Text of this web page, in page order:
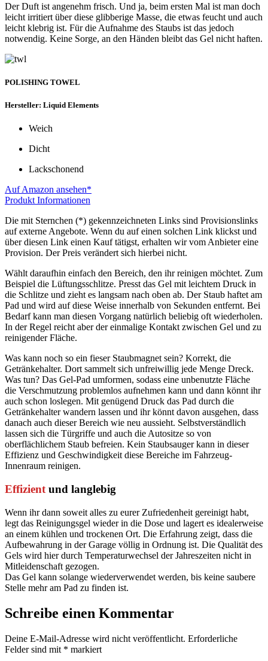
Der Duft ist angenehm frisch. Und ja, beim ersten Mal ist man doch
leicht irritiert über diese glibberige Masse, die etwas feucht und auch
leicht klebrig ist. Für die Aufnahme des Staubs ist das jedoch
notwendig. Keine Sorge, an den Händen bleibt das Gel nicht haften.
POLISHING TOWEL
Hersteller: Liquid Elements
Weich
Dicht
Lackschonend
Auf Amazon ansehen*
Produkt Informationen
Die mit Sternchen (*) gekennzeichneten Links sind Provisionslinks
auf externe Angebote. Wenn du auf einen solchen Link klickst und
über diesen Link einen Kauf tätigst, erhalten wir vom Anbieter eine
Provision. Der Preis verändert sich hierbei nicht.
Wählt daraufhin einfach den Bereich, den ihr reinigen möchtet. Zum
Beispiel die Lüftungsschlitze. Presst das Gel mit leichtem Druck in
die Schlitze und zieht es langsam nach oben ab. Der Staub haftet am
Pad und wird auf diese Weise innerhalb von Sekunden entfernt. Bei
Bedarf kann man diesen Vorgang natürlich beliebig oft wiederholen.
In der Regel reicht aber der einmalige Kontakt zwischen Gel und zu
reinigender Fläche.
Was kann noch so ein fieser Staubmagnet sein? Korrekt, die
Getränkehalter. Dort sammelt sich unfreiwillig jede Menge Dreck.
Was tun? Das Gel-Pad umformen, sodass eine unbenutzte Fläche
die Verschmutzung problemlos aufnehmen kann und dann könnt ihr
auch schon loslegen. Mit genügend Druck das Pad durch die
Getränkehalter wandern lassen und ihr könnt davon ausgehen, dass
danach auch dieser Bereich wie neu aussieht. Selbstverständlich
lassen sich die Türgriffe und auch die Autositze so von
oberflächlichem Staub befreien. Kein Staubsauger kann in dieser
Effizienz und Geschwindigkeit diese Bereiche im Fahrzeug-
Innenraum reinigen.
Effizient und langlebig
Wenn ihr dann soweit alles zu eurer Zufriedenheit gereinigt habt,
legt das Reinigungsgel wieder in die Dose und lagert es idealerweise
an einem kühlen und trockenen Ort. Die Erfahrung zeigt, dass die
Aufbewahrung in der Garage völlig in Ordnung ist. Die Qualität des
Gels wird hier durch Temperaturwechsel der Jahreszeiten nicht in
Mitleidenschaft gezogen.
Das Gel kann solange wiederverwendet werden, bis keine saubere
Stelle mehr am Pad zu finden ist.
Schreibe einen Kommentar
Deine E-Mail-Adresse wird nicht veröffentlicht. Erforderliche
Felder sind mit * markiert